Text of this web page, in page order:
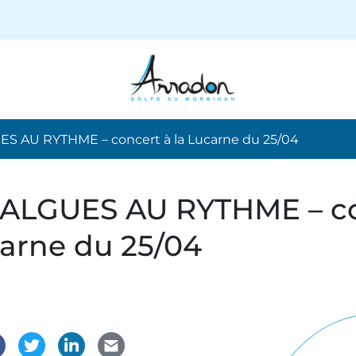
AU RYTHME – concert à la Lucarne du 25/04
AU RYTHME –
du 25/04